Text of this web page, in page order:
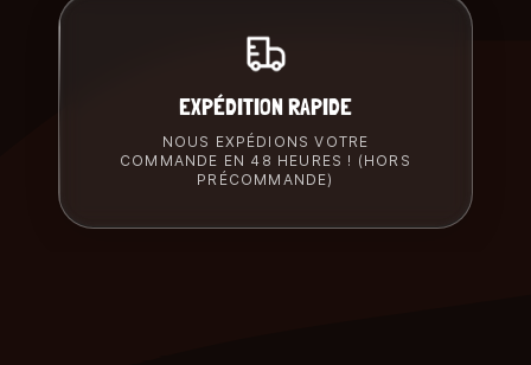
EXPÉDITION RAPIDE
NOUS EXPÉDIONS VOTRE
COMMANDE EN 48 HEURES ! (HORS
PRÉCOMMANDE)